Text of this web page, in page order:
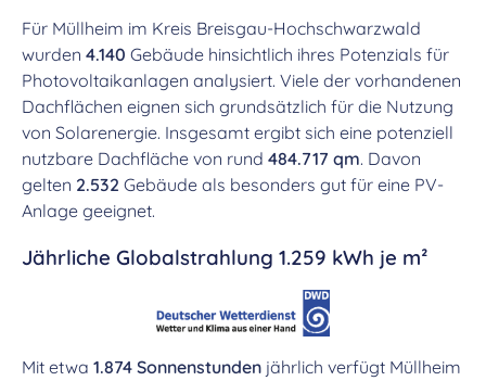
Für Müllheim im Kreis Breisgau-Hochschwarzwald
wurden 4.140 Gebäude hinsichtlich ihres Potenzials für
Photovoltaikanlagen analysiert. Viele der vorhandenen
Dachflächen eignen sich grundsätzlich für die Nutzung
von Solarenergie. Insgesamt ergibt sich eine potenziell
nutzbare Dachfläche von rund 484.717 qm. Davon
gelten 2.532 Gebäude als besonders gut für eine PV-
Anlage geeignet.
Jährliche Globalstrahlung 1.259 kWh je m²
Mit etwa 1.874 Sonnenstunden jährlich verfügt Müllheim